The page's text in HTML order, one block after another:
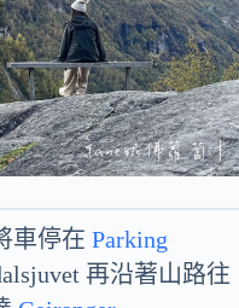
車停在 Parking
再沿著山路往